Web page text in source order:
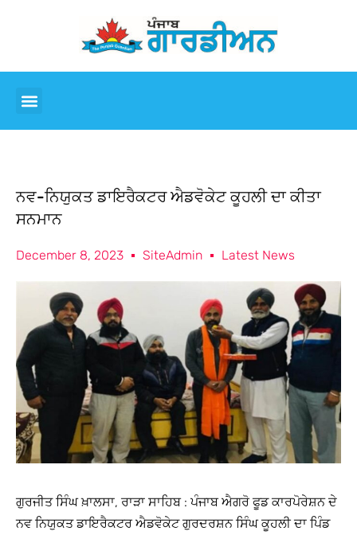
ਨਵ-ਨਿਯੁਕਤ ਡਾਇਰੈਕਟਰ ਐਡਵੋਕੇਟ ਕੂਹਲੀ ਦਾ ਕੀਤਾ
ਸਨਮਾਨ
December 8, 2023 SiteAdmin Latest News
ਗੁਰਜੀਤ ਸਿੰਘ ਖ਼ਾਲਸਾ, ਰਾੜਾ ਸਾਹਿਬ : ਪੰਜਾਬ ਐਗਰੋ ਫੂਡ ਕਾਰਪੋਰੇਸ਼ਨ ਦੇ
ਨਵ ਨਿਯੁਕਤ ਡਾਇਰੈਕਟਰ ਐਡਵੋਕੇਟ ਗੁਰਦਰਸ਼ਨ ਸਿੰਘ ਕੂਹਲੀ ਦਾ ਪਿੰਡ